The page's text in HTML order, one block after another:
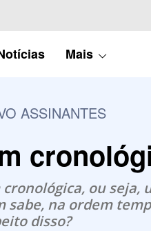
Mais
ASSINANTES
ou seja,
na ordem
disso?